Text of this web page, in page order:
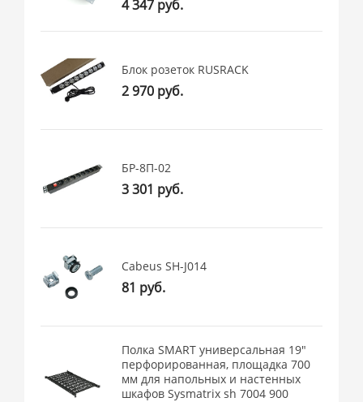
4 347 руб.
Блок розеток RUSRACK
2 970 руб.
БР-8П-02
3 301 руб.
Cabeus SH-J014
81 руб.
Полка SMART универсальная 19"
перфорированная, площадка 700
мм для напольных и настенных
шкафов Sysmatrix sh 7004 900